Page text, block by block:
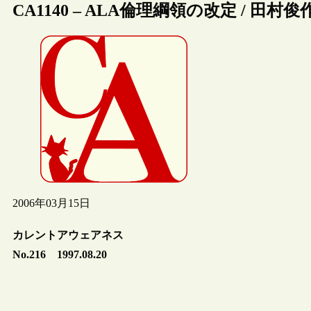
CA1140 – ALA倫理綱領の改定 / 田村俊
2006年03月15日
カレントアウェアネス
No.216 1997.08.20